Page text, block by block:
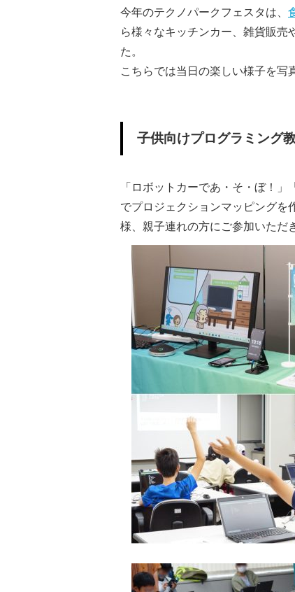
今年のテクノパークフェスタは、
ら様々なキッチンカー、雑貨販売
た。
こちらでは当日の楽しい様子を写
子供向けプログラミング
「ロボットカーであ・そ・ぼ！
でプロジェクションマッピングを
様、親子連れの方にご参加いただ